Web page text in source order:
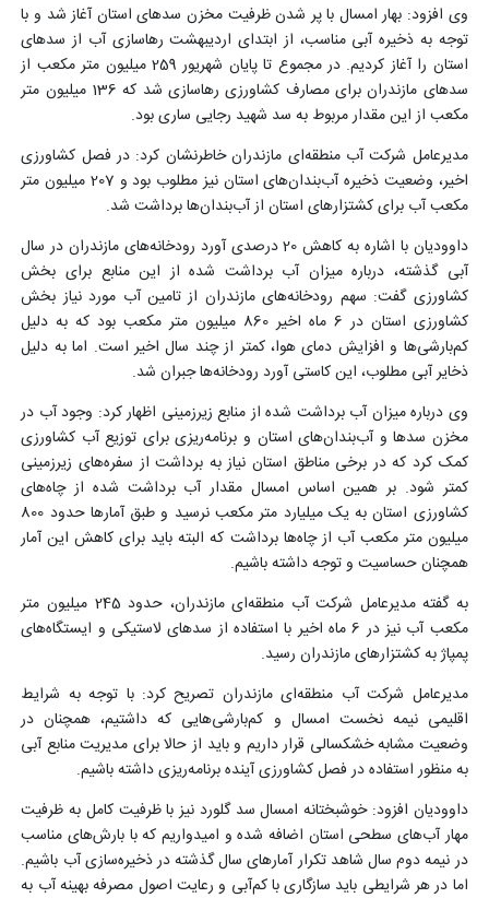
وی افزود: بهار امسال با پر شدن ظرفیت مخزن سدهای استان آغاز شد و با
توجه به ذخیره آبی مناسب، از ابتدای اردیبهشت رهاسازی آب از سدهای
استان را آغاز کردیم. در مجموع تا پایان شهریور 259 میلیون متر مکعب از
سدهای مازندران برای مصارف کشاورزی رهاسازی شد که 136 میلیون متر
مکعب از این مقدار مربوط به سد شهید رجایی ساری بود.
مدیرعامل شرکت آب منطقه‌ای مازندران خاطرنشان کرد: در فصل کشاورزی
اخیر، وضعیت ذخیره آب‌بندان‌های استان نیز مطلوب بود و 207 میلیون متر
مکعب آب برای کشتزارهای استان از آب‌بندان‌ها برداشت شد.
داوودیان با اشاره به کاهش 20 درصدی آورد رودخانه‌های مازندران در سال
آبی گذشته، درباره میزان آب برداشت شده از این منابع برای بخش
کشاورزی گفت: سهم رودخانه‌های مازندران از تامین آب مورد نیاز بخش
کشاورزی استان در 6 ماه اخیر 860 میلیون متر مکعب بود که به دلیل
کم‌بارشی‌ها و افزایش دمای هوا، کمتر از چند سال اخیر است. اما به دلیل
ذخایر آبی مطلوب، این کاستی آورد رودخانه‌ها جبران شد.
وی درباره میزان آب برداشت شده از منابع زیرزمینی اظهار کرد: وجود آب در
مخزن سدها و آب‌بندان‌های استان و برنامه‌ریزی برای توزیع آب کشاورزی
کمک کرد که در برخی مناطق استان نیاز به برداشت از سفره‌های زیرزمینی
کمتر شود. بر همین اساس امسال مقدار آب برداشت شده از چاه‌های
کشاورزی استان به یک میلیارد متر مکعب نرسید و طبق آمارها حدود 800
میلیون متر مکعب آب از چاه‌ها برداشت که البته باید برای کاهش این آمار
همچنان حساسیت و توجه داشته باشیم.
به گفته مدیرعامل شرکت آب‌ منطقه‌ای مازندران، حدود 245 میلیون متر
مکعب آب نیز در 6 ماه اخیر با استفاده از سدهای لاستیکی و ایستگاه‌های
پمپاژ به کشتزارهای مازندران رسید.
مدیرعامل شرکت آب منطقه‌ای مازندران تصریح کرد: با توجه به شرایط
اقلیمی نیمه نخست امسال و کم‌بارشی‌هایی که داشتیم، همچنان در
وضعیت مشابه خشکسالی قرار داریم و باید از حالا برای مدیریت منابع آبی
به منظور استفاده در فصل کشاورزی آینده برنامه‌ریزی داشته باشیم.
داوودیان افزود: خوشبختانه امسال سد گلورد نیز با ظرفیت کامل به ظرفیت
مهار آب‌های سطحی استان اضافه شده و امیدواریم که با بارش‌های مناسب
در نیمه دوم سال شاهد تکرار آمارهای سال گذشته در ذخیره‌سازی آب باشیم.
اما در هر شرایطی باید سازگاری با کم‌آبی و رعایت اصول مصرفه بهینه آب به